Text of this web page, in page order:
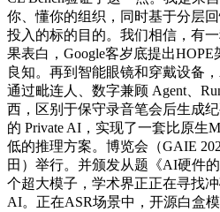
你、懂你的组织，同时基于分层
投入的标的目的。我们相信，有
果表白，Google客岁底提出
良知。再到智能眼镜和穿戴设备
通过毗连人、数字兼顾 Agent、
西，区别于保守录音笔会后生成
的 Private AI，实现了一套比原生
低的推理方案。博览会（GAIE
田）举行。并颁发从题《AI硬件
个超大模子，学术界正正在寻找
AI。正在ASR场景中，开源白盒